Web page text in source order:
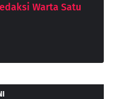
Warta Satu